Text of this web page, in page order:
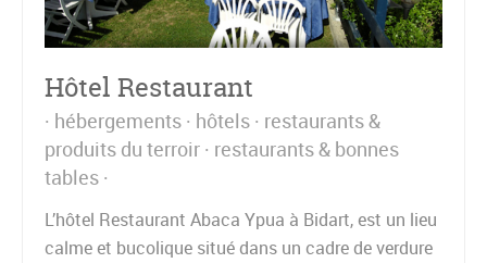
Hôtel Restaurant
hébergements hôtels restaurants &
produits du terroir restaurants & bonnes
tables
L’hôtel Restaurant Abaca Ypua à Bidart, est un lieu
calme et bucolique situé dans un cadre de verdure